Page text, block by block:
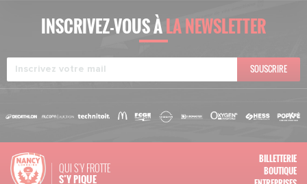
INSCRIVEZ-VOUS ÀLA NEWSLETTER
SOUSCRIRE
QUI S'Y FROTTE
S’Y PIQUE
BILLETTERIE
BOUTIQUE